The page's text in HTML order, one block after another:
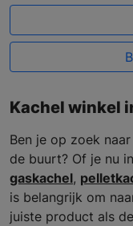
Kachel winkel
Ben je op zoek
de buurt? Of je nu
gaskachel,
is belangrijk om
juiste product als